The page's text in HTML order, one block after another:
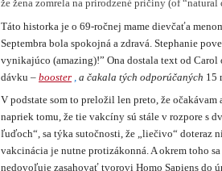
že žena zomrela na prirodzené príčiny (of “natural
Táto historka je o 69-ročnej mame dievčaťa
Septembra bola spokojná a zdravá. Stephanie
vynikajúco (amazing)!” Ona dostala text od
dávku – booster a čakala tých odporúčaných 15
V podstate som to preložil len preto, že
napriek tomu, že tie vakcíny sú stále v rozpore s
ľuďoch“, sa týka sutočnosti, že „liečivo“ doteraz
vakcinácia je nutne protizákonná. A okrem toho
nedovoľuje zasahovať tvorovi Homo Sapiens do